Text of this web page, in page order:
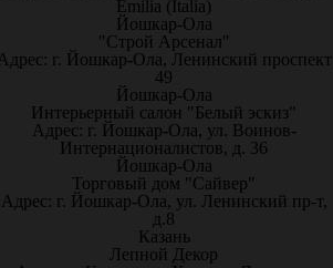
Emilia (Italia)
Йошкар-Ола
"Строй Арсенал"
г. Йошкар-Ола, Ленинский проспект
49
Йошкар-Ола
Интерьерный салон "Белый эскиз"
Адрес: г. Йошкар-Ола, ул. Воинов-
Интернационалистов, д. 36
Йошкар-Ола
Торговый дом "Сайвер"
Адрес: г. Йошкар-Ола, ул. Ленинский пр-т,
д.8
Казань
Лепной Декор